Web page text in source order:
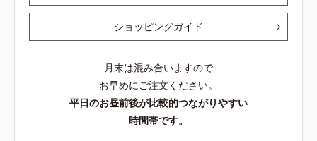
ショッピングガイド
月末は混み合いますので
お早めにご注文ください。
平日のお昼前後が比較的つながりやすい
時間帯です。